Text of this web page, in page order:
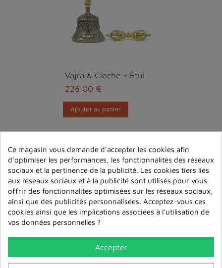
Vajra & Cloche + Étui
226,00 €
Ajouter au panier
Affichage 1-3 de 3 article(s)
Retour en haut 
Ce magasin vous demande d'accepter les cookies afin
d'optimiser les performances, les fonctionnalités des réseaux
sociaux et la pertinence de la publicité. Les cookies tiers liés
aux réseaux sociaux et à la publicité sont utilisés pour vous
offrir des fonctionnalités optimisées sur les réseaux sociaux,
ainsi que des publicités personnalisées. Acceptez-vous ces
cookies ainsi que les implications associées à l'utilisation de
vos données personnelles ?
Accepter